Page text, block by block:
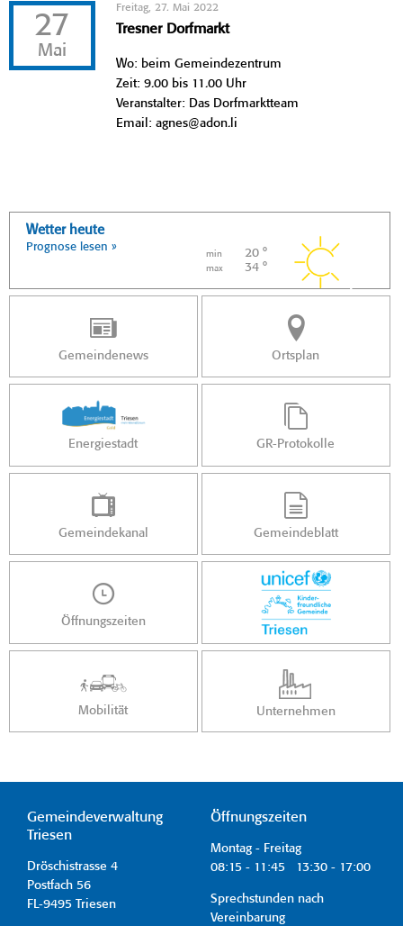
27
Mai
Freitag, 27. Mai 2022
Tresner Dorfmarkt
Wo: beim Gemeindezentrum
Zeit: 9.00 bis 11.00 Uhr
Veranstalter: Das Dorfmarktteam
Email: agnes@adon.li
Wetter heute
Prognose lesen »
min 20 °
max 34 °
Gemeindenews Ortsplan
Energiestadt GR-Protokolle
Gemeindekanal Gemeindeblatt
Öffnungszeiten
Mobilität Unternehmen
Gemeindeverwaltung
Triesen
Dröschistrasse 4
Postfach 56
FL-9495 Triesen
Öffnungszeiten
Montag - Freitag
08:15 - 11:45 13:30 - 17:00
Sprechstunden nach
Vereinbarung